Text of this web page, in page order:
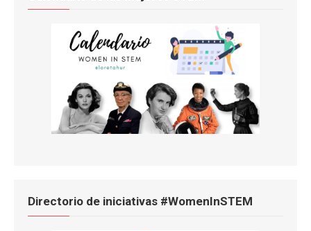
Directorio de iniciativas #WomenInSTEM